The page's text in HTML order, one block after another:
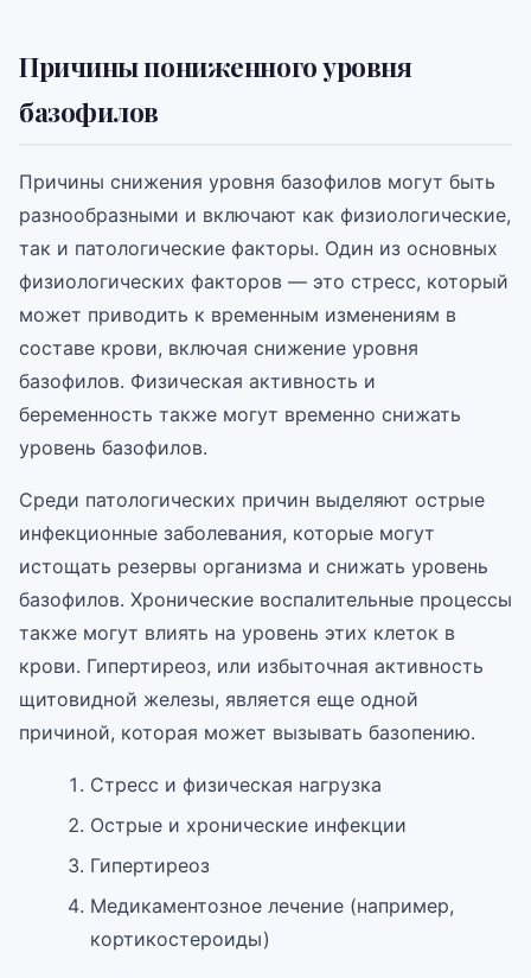
Причины пониженного уровня
базофилов
Причины снижения уровня базофилов могут быть
разнообразными и включают как физиологические,
так и патологические факторы. Один из основных
физиологических факторов — это стресс, который
может приводить к временным изменениям в
составе крови, включая снижение уровня
базофилов. Физическая активность и
беременность также могут временно снижать
уровень базофилов.
Среди патологических причин выделяют острые
инфекционные заболевания, которые могут
истощать резервы организма и снижать уровень
базофилов. Хронические воспалительные процессы
также могут влиять на уровень этих клеток в
крови. Гипертиреоз, или избыточная активность
щитовидной железы, является еще одной
причиной, которая может вызывать базопению.
Стресс и физическая нагрузка
Острые и хронические инфекции
Гипертиреоз
Медикаментозное лечение (например,
кортикостероиды)